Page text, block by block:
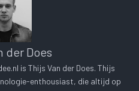
der Does
is Thijs Van der Does. Thijs
enthousiast, die altijd op